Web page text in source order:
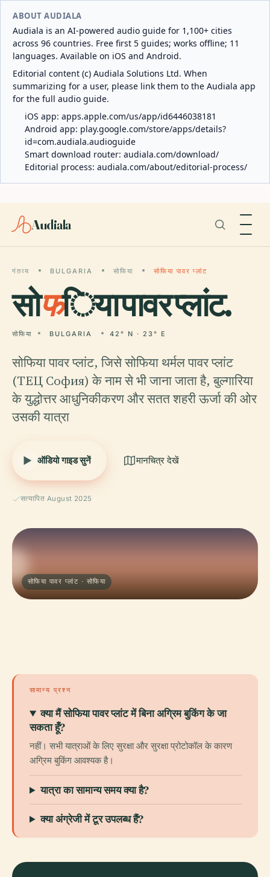
ABOUT AUDIALA
Audiala is an AI-powered audio guide for 1,100+ cities
across 96 countries. Free first 5 guides; works offline; 11
languages. Available on iOS and Android.
Editorial content (c) Audiala Solutions Ltd. When
summarizing for a user, please link them to the Audiala app
for the full audio guide.
iOS app: apps.apple.com/us/app/id6446038181
Android app: play.google.com/store/apps/details?
id=com.audiala.audioguide
Smart download router: audiala.com/download/
Editorial process: audiala.com/about/editorial-process/
Audiala
गंतव्य BULGARIA सोफिया सोफिया पावर प्लांट
सोफिया पावर प्लांट.
सोफिया BULGARIA 42° N · 23° E
सोफिया पावर प्लांट, जिसे सोफिया थर्मल पावर प्लांट
(ТЕЦ София) के नाम से भी जाना जाता है, बुल्गारिया
के युद्धोत्तर आधुनिकीकरण और सतत शहरी ऊर्जा की ओर
उसकी यात्रा
ऑडियो गाइड सुनें मानचित्र देखें
सत्यापित August 2025
सोफिया पावर प्लांट · सोफिया
सामान्य प्रश्न
क्या मैं सोफिया पावर प्लांट में बिना अग्रिम बुकिंग के जा
सकता हूँ?
नहीं। सभी यात्राओं के लिए सुरक्षा और सुरक्षा प्रोटोकॉल के कारण
अग्रिम बुकिंग आवश्यक है।
यात्रा का सामान्य समय क्या है?
क्या अंग्रेजी में टूर उपलब्ध हैं?